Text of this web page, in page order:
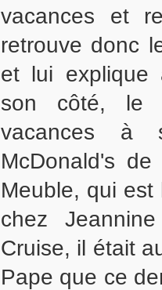
vacances et
retrouve donc
et lui explique
son côté, le
vacances à
McDonald's
Meuble, qui
chez
Cruise, il était
Pape que ce